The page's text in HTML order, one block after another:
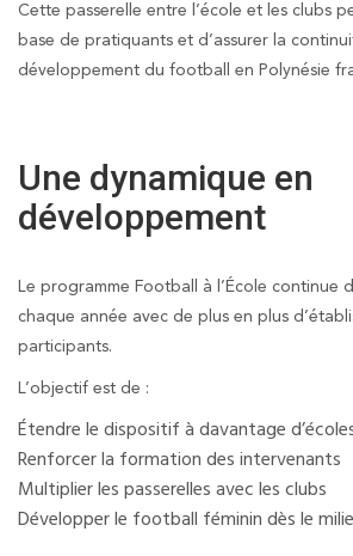
Cette passerelle entre l’école et les clubs
base de pratiquants et d’assurer la
développement du football en Polynésie
Une dynamique en
développement
Le programme Football à l’École continue
chaque année avec de plus en plus
participants.
L’objectif est de :
Étendre le dispositif à davantage
Renforcer la formation des intervenants
Multiplier les passerelles avec les clubs
Développer le football féminin dès le